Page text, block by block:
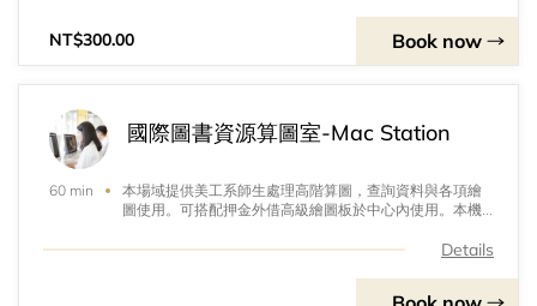
NT$300.00 Book now
國際圖書資源算圖室-Mac Station
60 min
本場域提供美工系師生處理高階算圖，查詢資料與各項繪
圖使用。可搭配押金外借高級繪圖板於中心內使用。本機
Details